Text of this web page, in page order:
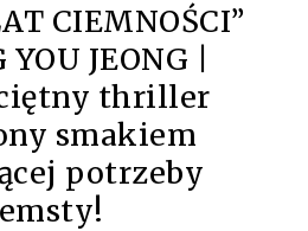
CIEMNOŚCI”
JEONG |
thriller
smakiem
potrzeby